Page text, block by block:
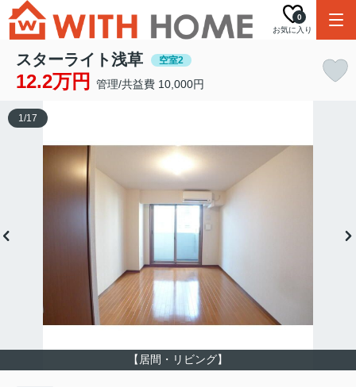
お気に入り
0
スターライト浅草 空室2
12.2万円 管理/共益費 10,000円
【居間・リビング】
1/17